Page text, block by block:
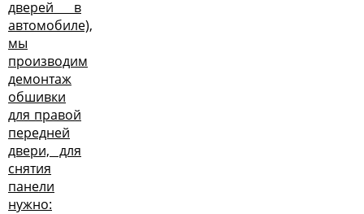
дверей в
автомобиле),
мы
производим
демонтаж
обшивки
для правой
передней
двери, для
снятия
панели
нужно: